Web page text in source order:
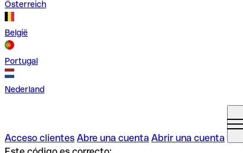
Österreich
België
Portugal
Nederland
Acceso clientes Abre una cuenta Abrir una cuenta